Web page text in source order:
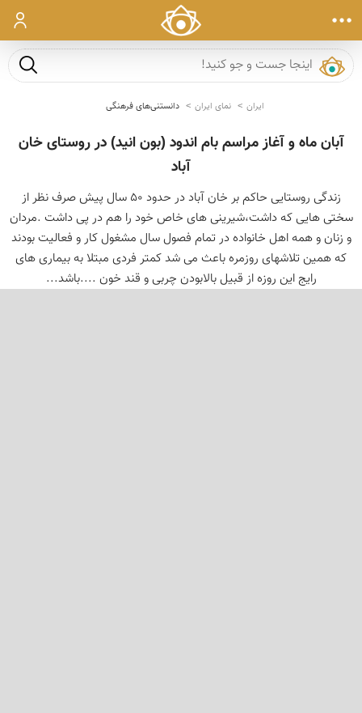
ورود
جست و
ایران نمای ایران دانستنی‌های فرهنگی
آبان ماه و آغاز مراسم بام اندود (بون انید) در روستای خان
آباد
زندگی روستایی حاکم بر خان آباد در حدود 50 سال پیش صرف نظر از
سختی هایی که داشت،شیرینی های خاص خود را هم در پی داشت .مردان
و زنان و همه اهل خانواده در تمام فصول سال مشغول کار و فعالیت بودند
که همین تلاشهای روزمره باعث می شد کمتر فردی مبتلا به بیماری های
رایج این روزه از قبیل بالابودن چربی و قند خون ....باشد...